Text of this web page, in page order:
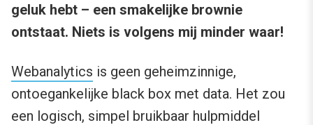
geluk hebt – een smakelijke brownie
ontstaat. Niets is volgens mij minder waar!
Webanalytics is geen geheimzinnige,
ontoegankelijke black box met data. Het zou
een logisch, simpel bruikbaar hulpmiddel